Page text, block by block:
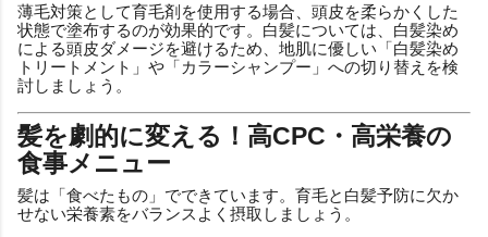
薄毛対策として育毛剤を使用する場合、頭皮を柔らかくした
状態で塗布するのが効果的です。白髪については、白髪染め
による頭皮ダメージを避けるため、地肌に優しい「白髪染め
トリートメント」や「カラーシャンプー」への切り替えを検
討しましょう。
髪を劇的に変える！高CPC・高栄養の
食事メニュー
髪は「食べたもの」でできています。育毛と白髪予防に欠か
せない栄養素をバランスよく摂取しましょう。